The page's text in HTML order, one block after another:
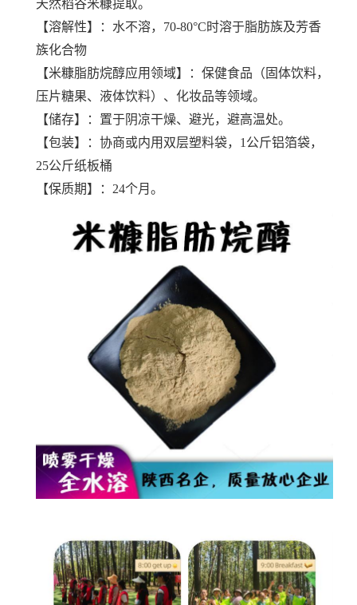
天然稻谷米糠提取。
【溶解性】：水不溶，70-80°C时溶于脂肪族及芳香
族化合物
【米糠脂肪烷醇应用领域】：保健食品（固体饮料，
压片糖果、液体饮料）、化妆品等领域。
【储存】：置于阴凉干燥、避光，避高温处。
【包装】：协商或内用双层塑料袋，1公斤铝箔袋，
25公斤纸板桶
【保质期】：24个月。